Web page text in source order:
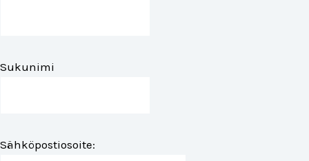
Sukunimi
Sähköpostiosoite: